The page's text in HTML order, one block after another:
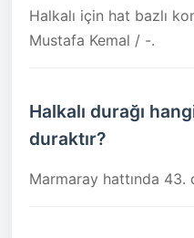
Halkalı için hat bazlı
Mustafa Kemal / -.
Halkalı durağı
duraktır?
Marmaray hattında 43.